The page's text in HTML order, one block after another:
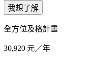
我想了解
全方位及格計畫
30,920 元／年